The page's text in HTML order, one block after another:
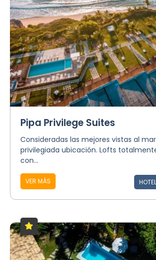
Pipa Privilege Suites
Consideradas las mejores vistas al
privilegiada ubicación. Lofts
con...
VER MÁS